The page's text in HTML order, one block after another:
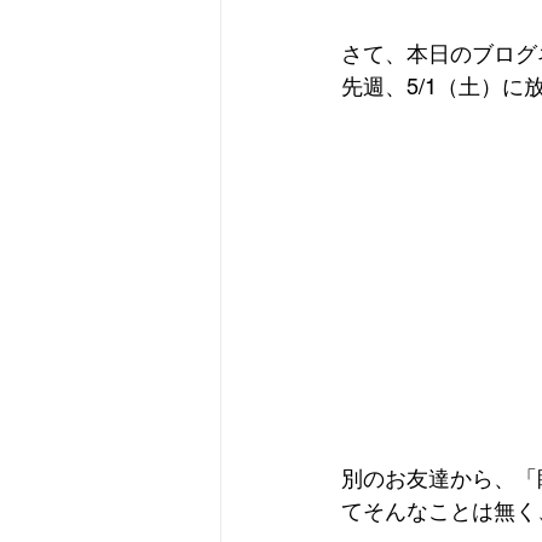
さて、本日のブロ
先週、5/1（土）に
別のお友達から、
てそんなことは無